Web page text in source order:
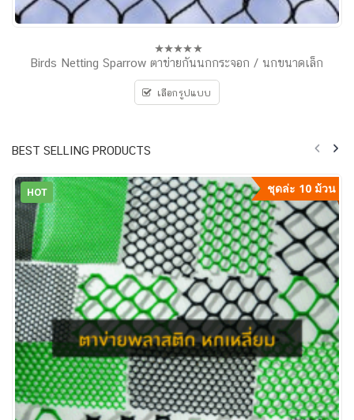
0
5
Birds Netting Sparrow ตาข่ายกันนกกระจอก / นกขนาดเล็ก
เลือกรูปแบบ
BEST SELLING PRODUCTS
HOT ชุดล่ะ 10 ม้วน